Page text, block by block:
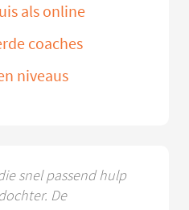
als online
coaches
niveaus
snel passend hulp
De